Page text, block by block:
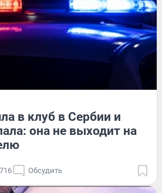
в клуб в Сербии и
она не выходит на
716 Обсудить